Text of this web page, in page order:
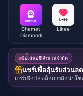
Chamet
Diamond
Likee
ข้อเสนอมีจำนวนจำกัด
แชร์เพื่อลุ้นรับส่วนล
แชร์เพื่อปลดล็อกวงล้อนำโช